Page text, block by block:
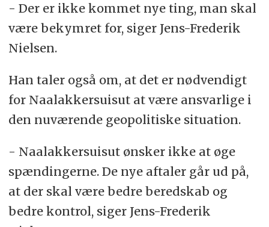
- Der er ikke kommet nye ting, man skal
være bekymret for, siger Jens-Frederik
Nielsen.
Han taler også om, at det er nødvendigt
for Naalakkersuisut at være ansvarlige i
den nuværende geopolitiske situation.
- Naalakkersuisut ønsker ikke at øge
spændingerne. De nye aftaler går ud på,
at der skal være bedre beredskab og
bedre kontrol, siger Jens-Frederik